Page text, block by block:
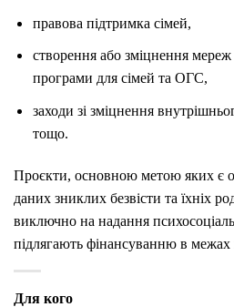
правова підтримка сімей,
створення або зміцнення мереж
програми для сімей та ОГС,
заходи зі зміцнення
тощо.
Проєкти, основною метою яких є
даних зниклих безвісти та їхніх
виключно на надання
підлягають фінансуванню в межах
Для кого